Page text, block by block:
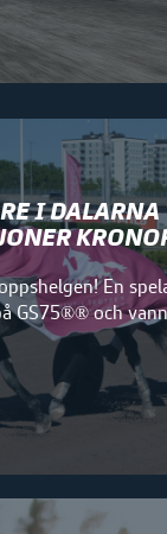
I
En
GS75®® och